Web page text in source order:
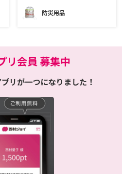
防災用品
リ会員 募集中
リが一つになりました！